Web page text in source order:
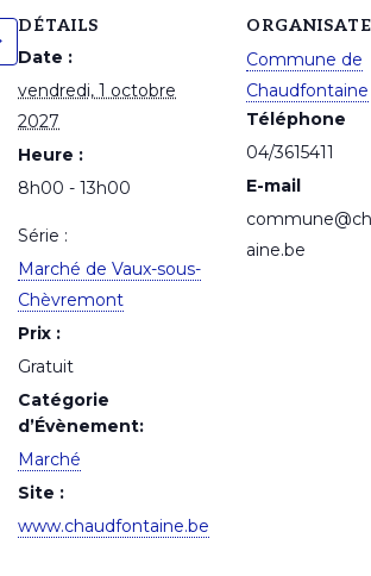
DÉTAILS
Date :
vendredi, 1 octobre
2027
Heure :
8h00 - 13h00
Série :
Marché de Vaux-sous-
Chèvremont
Prix :
Gratuit
Catégorie
d’Évènement:
Marché
Site :
www.chaudfontaine.be
Commune de
Chaudfontaine
Téléphone
04/3615411
E-mail
aine.be